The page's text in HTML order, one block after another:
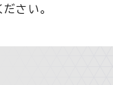
さい。